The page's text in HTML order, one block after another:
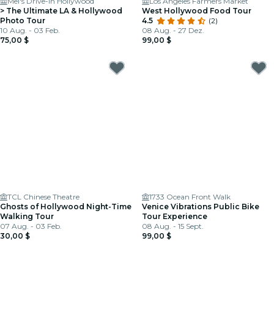
> The Ultimate LA & Hollywood
Photo Tour
10 Aug. - 03 Feb.
75,00 $
West Hollywood Food Tour
4.5
(2)
08 Aug. - 27 Dez.
99,00 $
TCL Chinese Theatre
Ghosts of Hollywood Night-Time
Walking Tour
07 Aug. - 03 Feb.
30,00 $
1733 Ocean Front Walk
Venice Vibrations Public Bike
Tour Experience
08 Aug. - 15 Sept.
99,00 $